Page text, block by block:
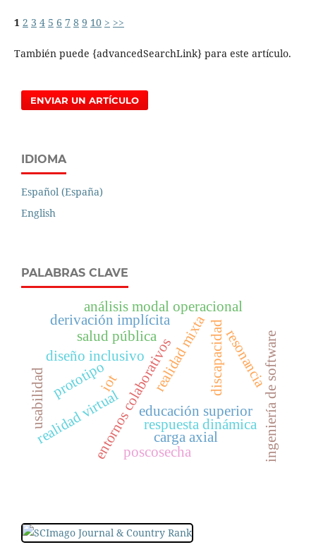
1 2 3 4 5 6 7 8 9 10 > >>
También puede {advancedSearchLink} para este artículo.
ENVIAR UN ARTÍCULO
IDIOMA
Español (España)
English
PALABRAS CLAVE
realidad mixta
educación superior
entornos colaborativos
realidad virtual ingeniería de software
diseño inclusivo discapacidad
usabilidad
salud pública
análisis modal operacional
resonancia
respuesta dinámica
carga axial
derivación implícita
iot
poscosecha
prototipo